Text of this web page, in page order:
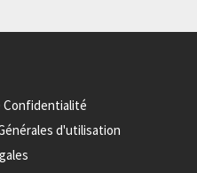
Confidentialité
d'utilisation